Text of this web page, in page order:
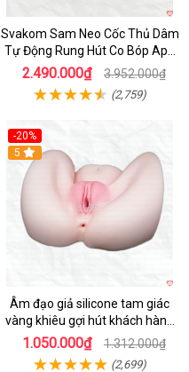
Svakom Sam Neo Cốc Thủ Dâm
Tự Động Rung Hút Co Bóp App
Điều Khiển
2.490.000₫ 3.952.000₫
(2,759)
-20%
Hot
5
Âm đạo giả silicone tam giác
vàng khiêu gợi hút khách hàng
nam
1.050.000₫ 1.312.000₫
(2,699)